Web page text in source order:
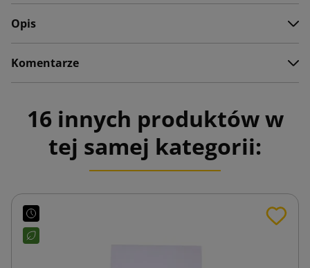
Opis
Komentarze
16 innych produktów w
tej samej kategorii: